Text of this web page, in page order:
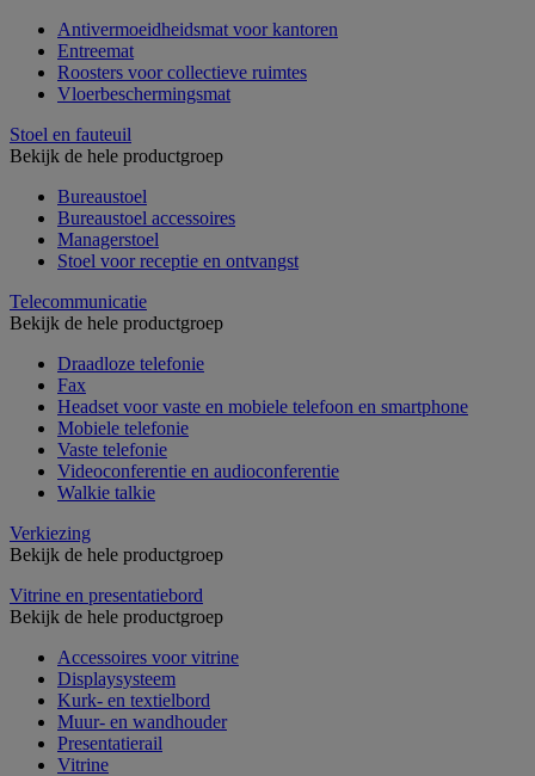
Antivermoeidheidsmat voor kantoren
Entreemat
Roosters voor collectieve ruimtes
Vloerbeschermingsmat
Stoel en fauteuil
Bekijk de hele productgroep
Bureaustoel
Bureaustoel accessoires
Managerstoel
Stoel voor receptie en ontvangst
Telecommunicatie
Bekijk de hele productgroep
Draadloze telefonie
Fax
Headset voor vaste en mobiele telefoon en smartphone
Mobiele telefonie
Vaste telefonie
Videoconferentie en audioconferentie
Walkie talkie
Verkiezing
Bekijk de hele productgroep
Vitrine en presentatiebord
Bekijk de hele productgroep
Accessoires voor vitrine
Displaysysteem
Kurk- en textielbord
Muur- en wandhouder
Presentatierail
Vitrine